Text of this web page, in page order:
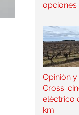
opciones
Opinión
Cross:
eléctrico
km